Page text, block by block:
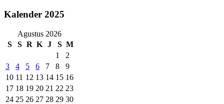
Kalender 2025
Agustus 2026
S
S R K J S M
1
2
3
4 5 6 7 8
9
10 11 12 13 14 15 16
17 18 19 20 21 22 23
24 25 26 27 28 29 30